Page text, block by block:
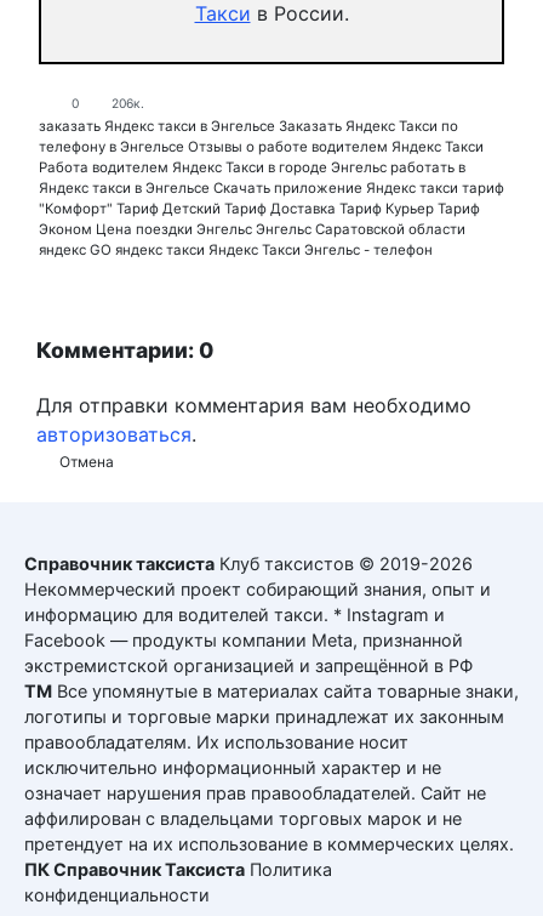
Такси в России.
0 206к.
заказать Яндекс такси в Энгельсе Заказать Яндекс Такси по
телефону в Энгельсе Отзывы о работе водителем Яндекс Такси
Работа водителем Яндекс Такси в городе Энгельс работать в
Яндекс такси в Энгельсе Скачать приложение Яндекс такси тариф
"Комфорт" Тариф Детский Тариф Доставка Тариф Курьер Тариф
Эконом Цена поездки Энгельс Энгельс Саратовской области
яндекс GO яндекс такси Яндекс Такси Энгельс - телефон
Комментарии: 0
Отмена
Для отправки комментария вам необходимо
авторизоваться.
Справочник таксиста Клуб таксистов © 2019-2026
Некоммерческий проект собирающий знания, опыт и
информацию для водителей такси. * Instagram и
Facebook — продукты компании Meta, признанной
экстремистской организацией и запрещённой в РФ
ТМ Все упомянутые в материалах сайта товарные знаки,
логотипы и торговые марки принадлежат их законным
правообладателям. Их использование носит
исключительно информационный характер и не
означает нарушения прав правообладателей. Сайт не
аффилирован с владельцами торговых марок и не
претендует на их использование в коммерческих целях.
ПК Справочник Таксиста Политика
конфиденциальности